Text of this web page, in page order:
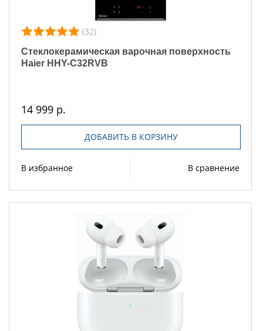
(32)
Стеклокерамическая варочная поверхность
Haier HHY-C32RVB
14 999 р.
ДОБАВИТЬ В КОРЗИНУ
В избранное В сравнение